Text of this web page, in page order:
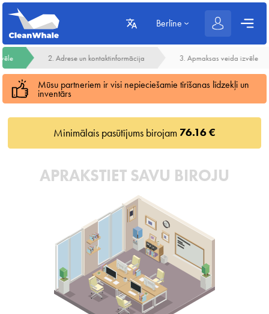
Berlīne
2. Adrese un kontaktinformācija 3. Apmaksas veida izvēle
Mūsu partneriem ir visi nepieciešamie tīrīšanas līdzekļi un
inventārs
Minimālais pasūtījums birojam 76.16 €
APRAKSTIET SAVU BIROJU